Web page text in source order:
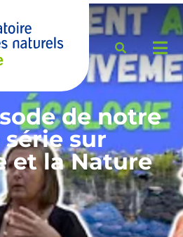
de notre
série sur
et la Nature